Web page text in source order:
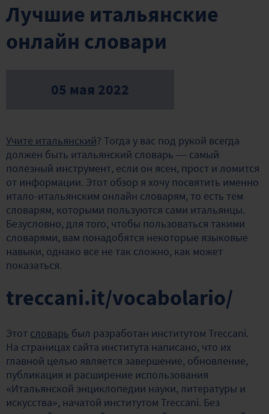
Лучшие итальянские
онлайн словари
05 мая 2022
Учите итальянский? Тогда у вас под рукой всегда
должен быть итальянский словарь — самый
полезный инструмент, если он ясен, прост и ломится
от информации. Этот обзор я хочу посвятить именно
итало-итальянским онлайн словарям, то есть тем
словарям, которыми пользуются сами итальянцы.
Безусловно, для того, чтобы пользоваться такими
словарями, вам понадобятся некоторые языковые
навыки, однако все не так сложно, как может
показаться.
treccani.it/vocabolario/
Этот словарь был разработан институтом Treccani.
На страницах сайта института написано, что их
главной целью является завершение, обновление,
публикация и расширение использования
«Итальянской энциклопедии науки, литературы и
искусства», начатой институтом Treccani. Без